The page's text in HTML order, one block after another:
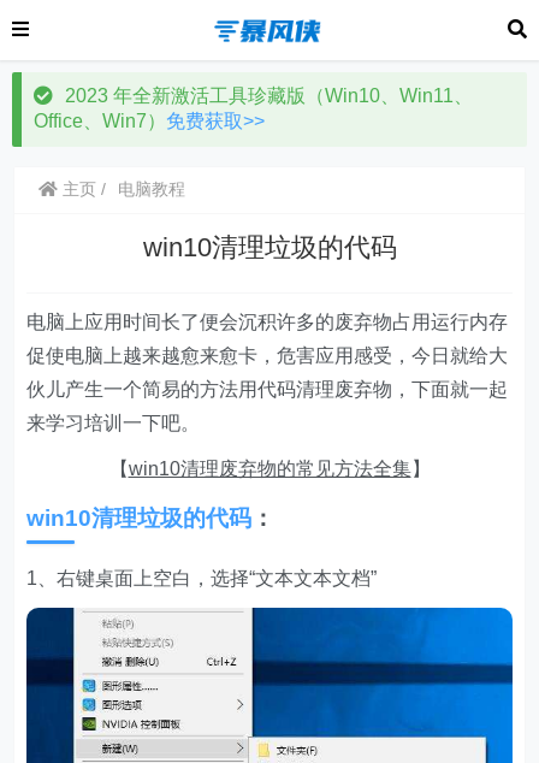
2023 年全新激活工具珍藏版（Win10、Win11、
Office、Win7） 免费获取>>
主页 电脑教程
win10清理垃圾的代码
电脑上应用时间长了便会沉积许多的废弃物占用运行内存
促使电脑上越来越愈来愈卡，危害应用感受，今日就给大
伙儿产生一个简易的方法用代码清理废弃物，下面就一起
来学习培训一下吧。
【win10清理废弃物的常见方法全集】
win10清理垃圾的代码 ：
1、右键桌面上空白，选择“文本文本文档”